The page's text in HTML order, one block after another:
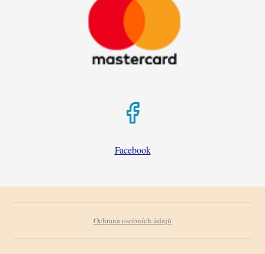
Facebook
Ochrana osobních údajů